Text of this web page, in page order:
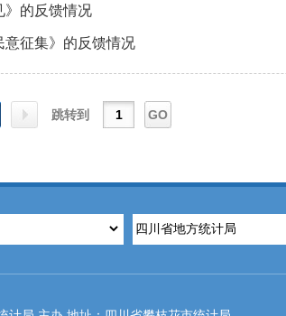
》的反馈情况
征集》的反馈情况
跳转到 GO